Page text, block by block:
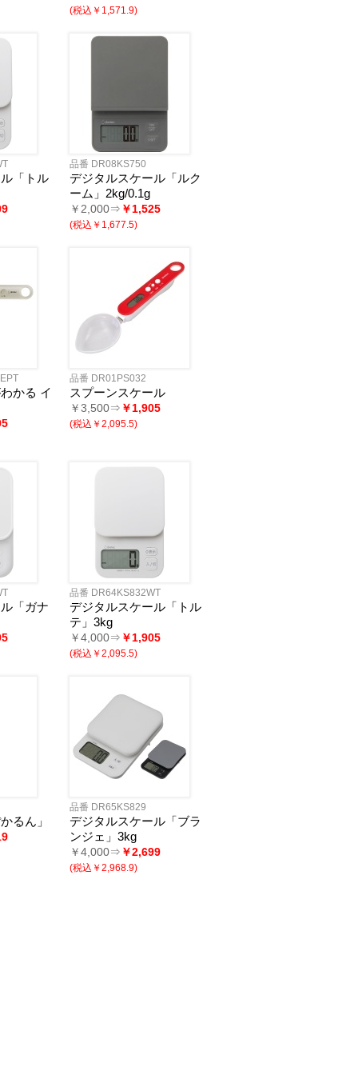
(税込￥1,571.9)
「トル
品番 DR08KS750
デジタルスケール「ルク
ーム」2kg/0.1g
￥2,000⇒ ￥1,525
(税込￥1,677.5)
かる イ
品番 DR01PS032
スプーンスケール
￥3,500⇒ ￥1,905
(税込￥2,095.5)
「ガナ
品番 DR64KS832WT
デジタルスケール「トル
テ」3kg
￥4,000⇒ ￥1,905
(税込￥2,095.5)
るん」
品番 DR65KS829
デジタルスケール「ブラ
ンジェ」3kg
￥4,000⇒ ￥2,699
(税込￥2,968.9)